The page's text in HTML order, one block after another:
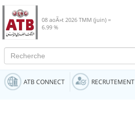
08 aoÃ»t 2026 TMM (juin) =
6.99 %
Recherche
ATB CONNECT RECRUTEMENT